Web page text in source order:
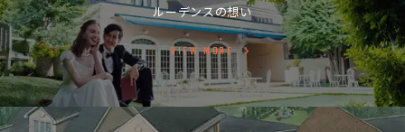
ルーデンスの想い
VIEW MORE